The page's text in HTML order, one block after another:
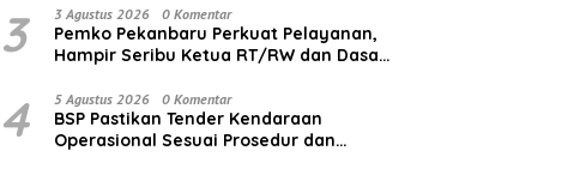
Nasabah
3 3 Agustus 2026 0 Komentar
Pemko Pekanbaru Perkuat Pelayanan,
Hampir Seribu Ketua RT/RW dan Dasa
4 5 Agustus 2026 0 Komentar
BSP Pastikan Tender Kendaraan
Operasional Sesuai Prosedur dan